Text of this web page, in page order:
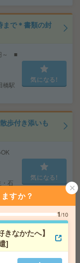
まで＊書類の封
～ ■
橋駅
気になる!
歩付き添いも
OK
石
気になる!
15分定時》所沢
予定派遣]
×実
も
すか？
1/10
なかたへ】
]